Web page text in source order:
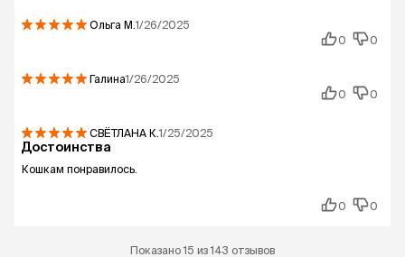
Ольга М.1/26/2025
0
0
Галина1/26/2025
0
0
СВЁТЛАНА К.1/25/2025
Достоинства
Кошкам понравилось.
0 0
Показано 15 из 143 отзывов